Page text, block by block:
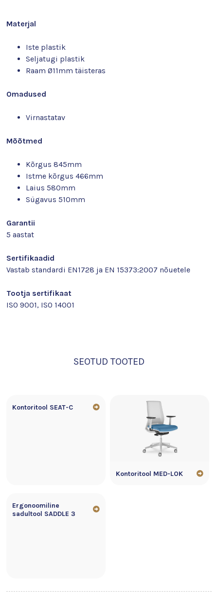
Materjal
Iste plastik
Seljatugi plastik
Raam Ø11mm täisteras
Omadused
Virnastatav
Mõõtmed
Kõrgus 845mm
Istme kõrgus 466mm
Laius 580mm
Sügavus 510mm
Garantii
5 aastat
Sertifikaadid
Vastab standardi EN1728 ja EN 15373:2007 nõuetele
Tootja sertifikaat
ISO 9001, ISO 14001
SEOTUD TOOTED
Kontoritool SEAT-C
Kontoritool MED-LOK
Ergonoomiline
sadultool SADDLE 3